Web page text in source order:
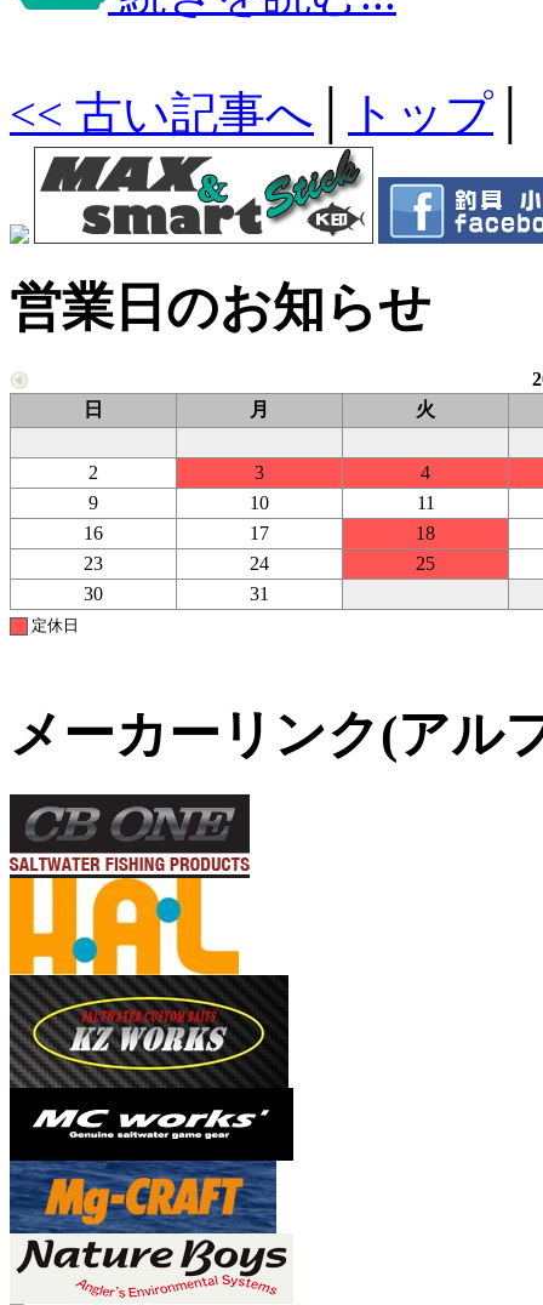
<< 古い記事へ トップ
営業日のお知らせ
日
月 火
2 3
4
9
10
11
16
17
18
23
24
25
30
31
定休日
メーカーリンク(アル